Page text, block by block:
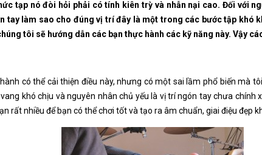
tạp nó đòi hỏi phải có tính kiên trỳ và nhẫn nại cao. Đối với
tay làm sao cho đúng vị trí đây là một trong các bước tập khó
tôi sẽ hướng dẫn các bạn thực hành các kỹ năng này. Vậy
có thể cải thiện điều này, nhưng có một sai lầm phổ biến mà
khó chịu và nguyên nhân chủ yếu là vị trí ngón tay chưa chính
rất nhiều để bạn có thể chơi tốt và tạo ra âm chuẩn, giai điệu đẹp